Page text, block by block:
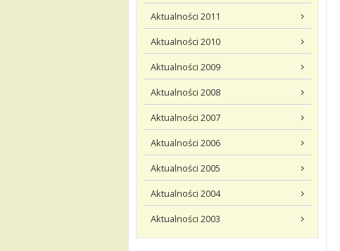
Aktualności 2011
Aktualności 2010
Aktualności 2009
Aktualności 2008
Aktualności 2007
Aktualności 2006
Aktualności 2005
Aktualności 2004
Aktualności 2003